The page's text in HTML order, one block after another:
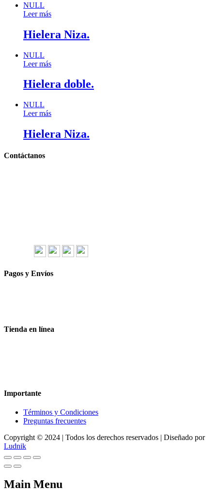
NULL
Leer más
Hielera Niza.
NULL
Leer más
Hielera doble.
NULL
Leer más
Hielera Niza.
Contáctanos
Pagos y Envíos
Tienda en línea
Importante
Términos y Condiciones
Preguntas frecuentes
Copyright © 2024 | Todos los derechos reservados | Diseñado por
Ludnik
Main Menu